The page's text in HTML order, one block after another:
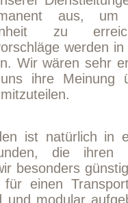
natürlich in erster
die ihren
günstige
Transport Berlin
aufgebaut.
frei
sind dazu
gerecht zu
Gern erstellen
Angebot!